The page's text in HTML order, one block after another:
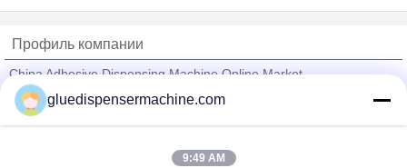
Профиль компании
China Adhesive Dispensing Machine Online Market
проверенных поставщиков
Trust Seal
Verified Suplier
gluedispensermachine.com
9:49 AM